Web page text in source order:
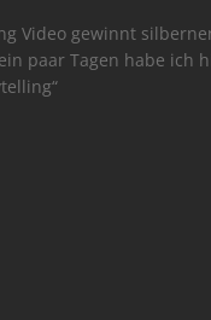
Video gewinnt
paar Tagen habe ich